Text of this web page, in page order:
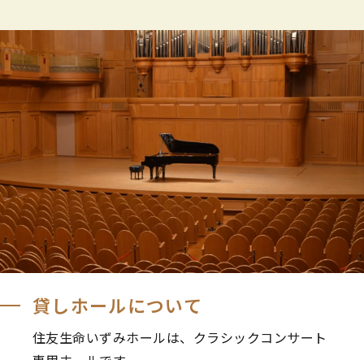
貸しホールについて
住友生命いずみホールは、クラシックコンサート